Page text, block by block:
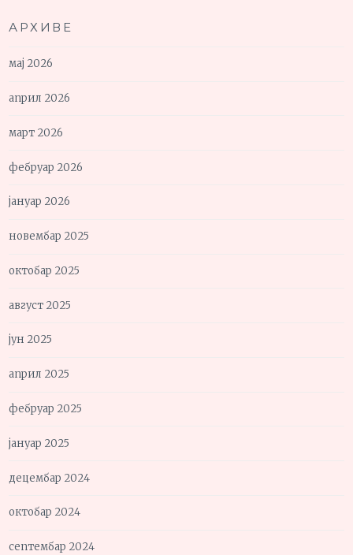
АРХИВЕ
мај 2026
април 2026
март 2026
фебруар 2026
јануар 2026
новембар 2025
октобар 2025
август 2025
јун 2025
април 2025
фебруар 2025
јануар 2025
децембар 2024
октобар 2024
септембар 2024